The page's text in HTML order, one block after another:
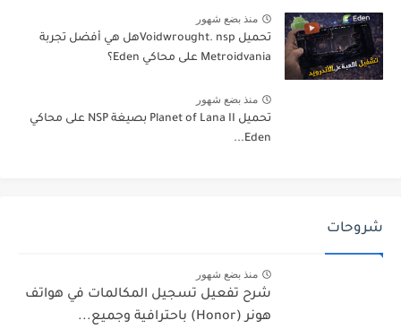
منذ بضع شهور
تحميل Voidwrought. nspهل هي أفضل تجربة
Metroidvania على محاكي Eden؟
منذ بضع شهور
تحميل Planet of Lana II بصيغة NSP على محاكي
Eden...
شروحات
منذ بضع شهور
شرح تفعيل تسجيل المكالمات في هواتف
هونر (Honor) باحترافية وجميع...